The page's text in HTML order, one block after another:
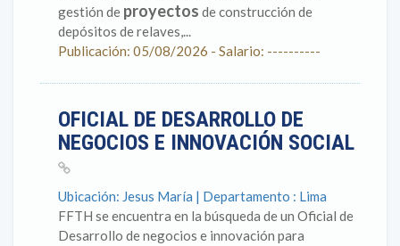
gestión de proyectos de construcción de
depósitos de relaves,...
Publicación: 05/08/2026 - Salario: ----------
OFICIAL DE DESARROLLO DE
NEGOCIOS E INNOVACIÓN SOCIAL
Ubicación: Jesus María | Departamento : Lima
FFTH se encuentra en la búsqueda de un Oficial de
Desarrollo de negocios e innovación para